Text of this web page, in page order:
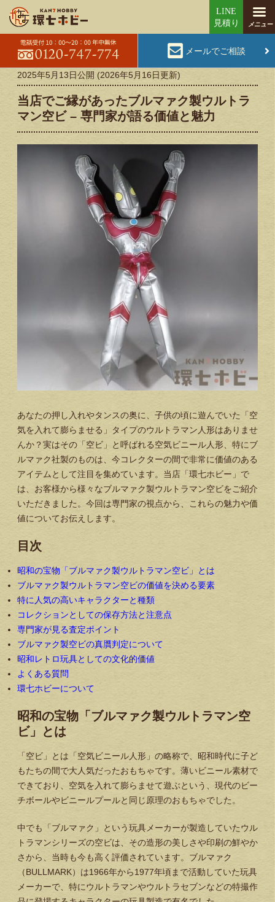
メールでご相談
2025年5月13日公開 (2026年5月16日更新)
当店でご縁があったブルマァク製ウルトラ
マン空ビ – 専門家が語る価値と魅力
あなたの押し入れやタンスの奥に、子供の頃に遊んでいた「空
気を入れて膨らませる」タイプのウルトラマン人形はありませ
んか？実はその「空ビ」と呼ばれる空気ビニール人形、特にブ
ルマァク社製のものは、今コレクターの間で非常に価値のある
アイテムとして注目を集めています。当店「環七ホビー」で
は、お客様から様々なブルマァク製ウルトラマン空ビをご紹介
いただきました。今回は専門家の視点から、これらの魅力や価
値についてお伝えします。
目次
昭和の宝物「ブルマァク製ウルトラマン空ビ」とは
ブルマァク製ウルトラマン空ビの価値を決める要素
特に人気の高いキャラクターと種類
コレクションとしての保存方法と注意点
専門家が見る査定ポイント
ブルマァク製空ビの真贋判定について
昭和レトロ玩具としての文化的価値
よくある質問
環七ホビーについて
昭和の宝物「ブルマァク製ウルトラマン空
ビ」とは
「空ビ」とは「空気ビニール人形」の略称で、昭和時代に子ど
もたちの間で大人気だったおもちゃです。薄いビニール素材で
できており、空気を入れて膨らませて遊ぶという、現代のビー
チボールやビニールプールと同じ原理のおもちゃでした。
中でも「ブルマァク」という玩具メーカーが製造していたウル
トラマンシリーズの空ビは、その造形の美しさや印刷の鮮やか
さから、当時も今も高く評価されています。ブルマァク
（BULLMARK）は1966年から1977年頃まで活動していた玩具
メーカーで、特にウルトラマンやウルトラセブンなどの特撮作